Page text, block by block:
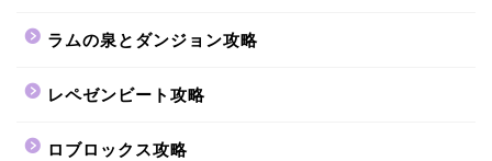
ラムの泉とダンジョン攻略
レペゼンビート攻略
ロブロックス攻略